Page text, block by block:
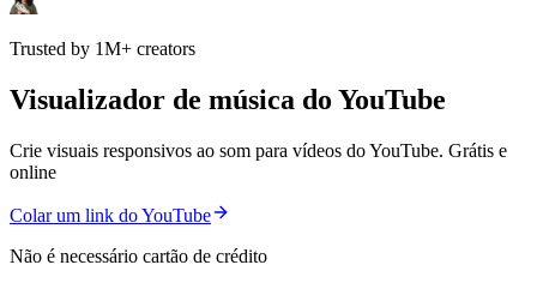
Trusted by 1M+ creators
Visualizador de música do YouTube
Crie visuais responsivos ao som para vídeos do YouTube. Grátis e
online
Colar um link do YouTube
Não é necessário cartão de crédito